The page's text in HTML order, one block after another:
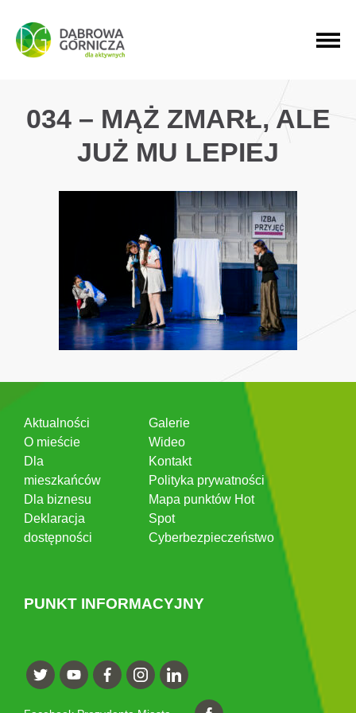
PRZEJDŹ DO MENU GŁÓWNEGO
PRZEJDŹ DO WYSZUKIWARKI
PRZEJDŹ DO TREŚCI
034 – MĄŻ ZMARŁ, ALE
JUŻ MU LEPIEJ
Aktualności
O mieście
Dla
mieszkańców
Dla biznesu
Deklaracja
dostępności
Galerie
Wideo
Kontakt
Polityka prywatności
Mapa punktów Hot
Spot
Cyberbezpieczeństwo
PUNKT INFORMACYJNY